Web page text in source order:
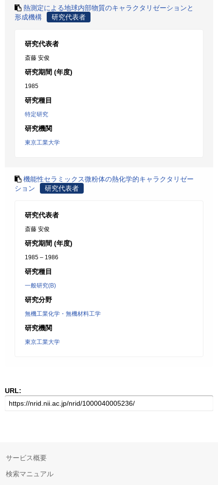
熱測定による地球内部物質のキャラクタリゼーションと
形成機構
研究代表者
研究代表者
斎藤 安俊
研究期間 (年度)
1985
研究種目
特定研究
研究機関
東京工業大学
機能性セラミックス微粉体の熱化学的キャラクタリゼー
ション
研究代表者
研究代表者
斎藤 安俊
研究期間 (年度)
1985 – 1986
研究種目
一般研究(B)
研究分野
無機工業化学・無機材料工学
研究機関
東京工業大学
URL:
サービス概要
検索マニュアル